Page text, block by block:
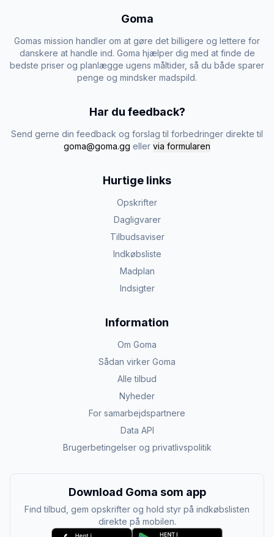
Goma
Gomas mission handler om at gøre det billigere og lettere for
danskere at handle ind. Goma hjælper dig med at finde de
bedste priser og planlægge ugens måltider, så du både sparer
penge og mindsker madspild.
Har du feedback?
Send gerne din feedback og forslag til forbedringer direkte til
goma@goma.gg eller via formularen
Hurtige links
Opskrifter
Dagligvarer
Tilbudsaviser
Indkøbsliste
Madplan
Indsigter
Information
Om Goma
Sådan virker Goma
Alle tilbud
Nyheder
For samarbejdspartnere
Data API
Brugerbetingelser og privatlivspolitik
Download Goma som app
Find tilbud, gem opskrifter og hold styr på indkøbslisten
direkte på mobilen.